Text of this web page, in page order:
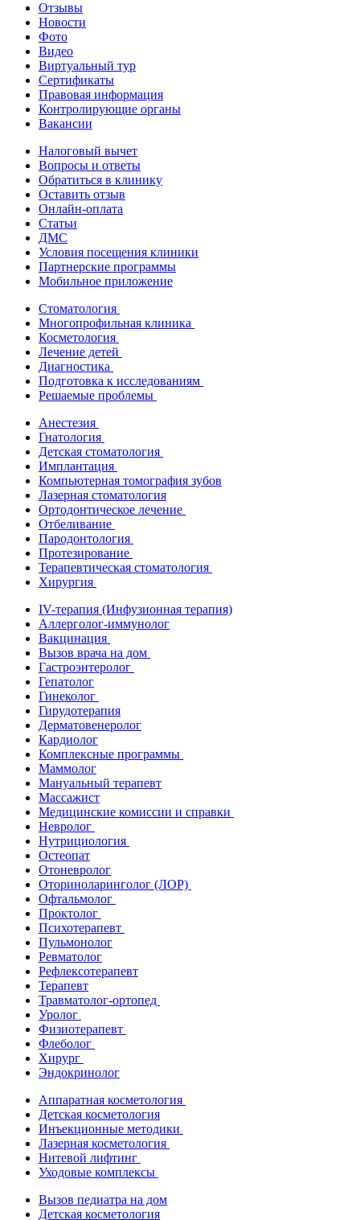
Отзывы
Новости
Фото
Видео
Виртуальный тур
Сертификаты
Правовая информация
Контролирующие органы
Вакансии
Налоговый вычет
Вопросы и ответы
Обратиться в клинику
Оставить отзыв
Онлайн-оплата
Статьи
ДМС
Условия посещения клиники
Партнерские программы
Мобильное приложение
Стоматология
Многопрофильная клиника
Косметология
Лечение детей
Диагностика
Подготовка к исследованиям
Решаемые проблемы
Анестезия
Гнатология
Детская стоматология
Имплантация
Компьютерная томография зубов
Лазерная стоматология
Ортодонтическое лечение
Отбеливание
Пародонтология
Протезирование
Терапевтическая стоматология
Хирургия
IV-терапия (Инфузионная терапия)
Аллерголог-иммунолог
Вакцинация
Вызов врача на дом
Гастроэнтеролог
Гепатолог
Гинеколог
Гирудотерапия
Дерматовенеролог
Кардиолог
Комплексные программы
Маммолог
Мануальный терапевт
Массажист
Медицинские комиссии и справки
Невролог
Нутрициология
Остеопат
Отоневролог
Оториноларинголог (ЛОР)
Офтальмолог
Проктолог
Психотерапевт
Пульмонолог
Ревматолог
Рефлексотерапевт
Терапевт
Травматолог-ортопед
Уролог
Физиотерапевт
Флеболог
Хирург
Эндокринолог
Аппаратная косметология
Детская косметология
Инъекционные методики
Лазерная косметология
Нитевой лифтинг
Уходовые комплексы
Вызов педиатра на дом
Детская косметология